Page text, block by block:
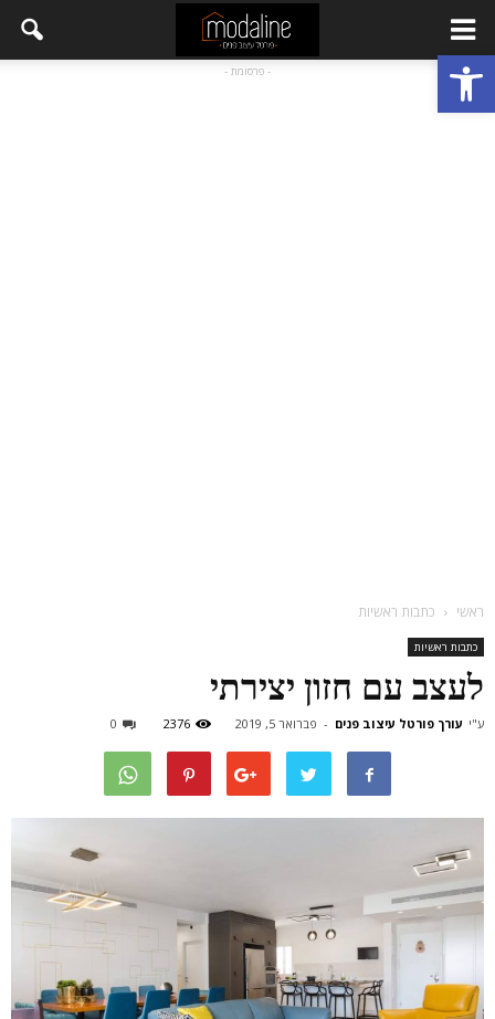
פתח סרגל נגישות - פרסומת -
ראשי כתבות ראשיות
כתבות ראשיות
לעצב עם חזון יצירתי
ע"י עורך פורטל עיצוב פנים - פברואר 5, 2019 2376
0